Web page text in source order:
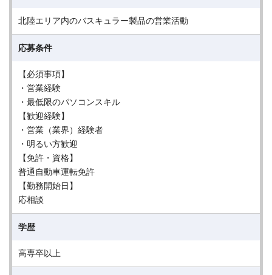
北陸エリア内のバスキュラー製品の営業活動
応募条件
【必須事項】
・営業経験
・最低限のパソコンスキル
【歓迎経験】
・営業（業界）経験者
・明るい方歓迎
【免許・資格】
普通自動車運転免許
【勤務開始日】
応相談
学歴
高専卒以上